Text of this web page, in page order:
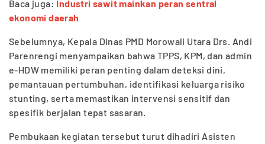
Baca juga: Industri sawit mainkan peran sentral
ekonomi daerah
Sebelumnya, Kepala Dinas PMD Morowali Utara Drs. Andi
Parenrengi menyampaikan bahwa TPPS, KPM, dan admin
e-HDW memiliki peran penting dalam deteksi dini,
pemantauan pertumbuhan, identifikasi keluarga risiko
stunting, serta memastikan intervensi sensitif dan
spesifik berjalan tepat sasaran.
Pembukaan kegiatan tersebut turut dihadiri Asisten